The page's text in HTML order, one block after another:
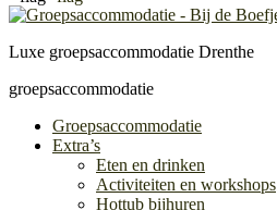
Luxe groepsaccommodatie Drenthe
groepsaccommodatie
Groepsaccommodatie
Extra’s
Eten en drinken
Activiteiten en workshops
Hottub bijhuren